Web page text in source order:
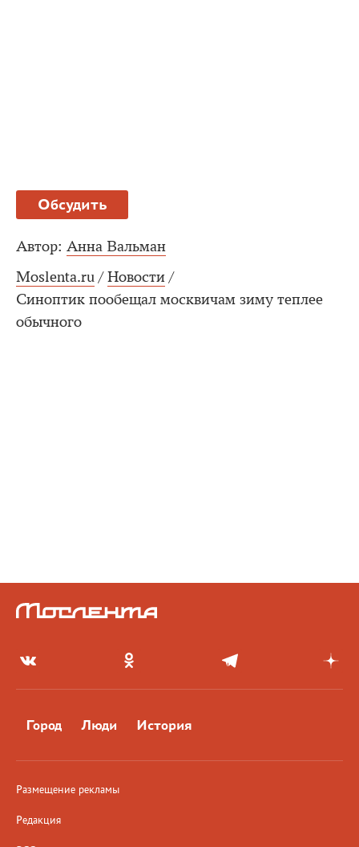
Обсудить
Автор: Анна Вальман
Moslenta.ru / Новости /
Синоптик пообещал москвичам зиму теплее
обычного
Город Люди История
Размещение рекламы
Редакция